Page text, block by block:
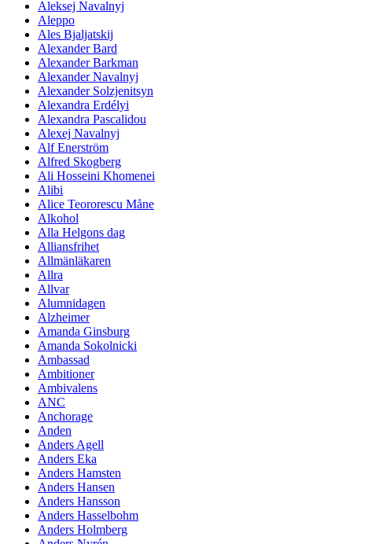
Aleksej Navalnyj
Aleppo
Ales Bjaljatskij
Alexander Bard
Alexander Barkman
Alexander Navalnyj
Alexander Solzjenitsyn
Alexandra Erdélyi
Alexandra Pascalidou
Alexej Navalnyj
Alf Enerström
Alfred Skogberg
Ali Hosseini Khomenei
Alibi
Alice Teororescu Måne
Alkohol
Alla Helgons dag
Alliansfrihet
Allmänläkaren
Allra
Allvar
Alumnidagen
Alzheimer
Amanda Ginsburg
Amanda Sokolnicki
Ambassad
Ambitioner
Ambivalens
ANC
Anchorage
Anden
Anders Agell
Anders Eka
Anders Hamsten
Anders Hansen
Anders Hansson
Anders Hasselbohm
Anders Holmberg